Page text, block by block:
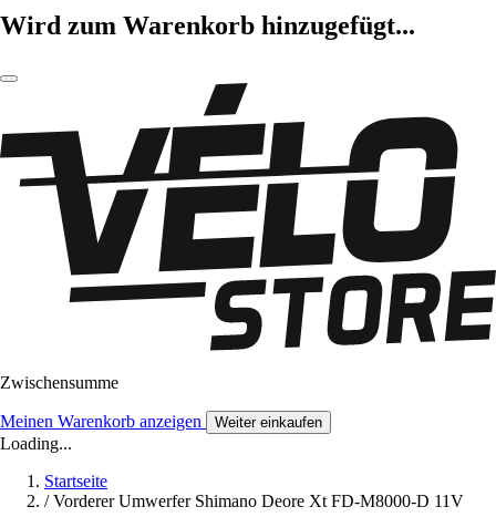
Wird zum Warenkorb hinzugefügt...
Zwischensumme
Meinen Warenkorb anzeigen Weiter einkaufen
Loading...
Startseite
/ Vorderer Umwerfer Shimano Deore Xt FD-M8000-D 11V